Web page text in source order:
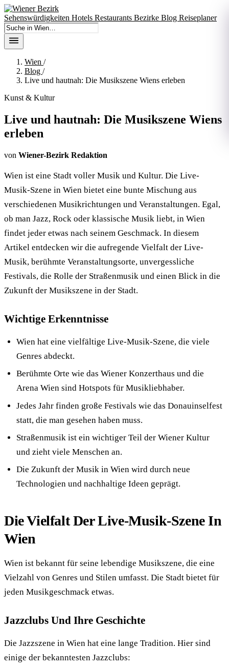
Sehenswürdigkeiten Hotels Restaurants Bezirke Blog Reiseplaner
In Wien suchen
Wien /
Blog /
Live und hautnah: Die Musikszene Wiens erleben
Kunst & Kultur
Live und hautnah: Die Musikszene Wiens
erleben
von Wiener-Bezirk Redaktion
Wien ist eine Stadt voller Musik und Kultur. Die Live-
Musik-Szene in Wien bietet eine bunte Mischung aus
verschiedenen Musikrichtungen und Veranstaltungen. Egal,
ob man Jazz, Rock oder klassische Musik liebt, in Wien
findet jeder etwas nach seinem Geschmack. In diesem
Artikel entdecken wir die aufregende Vielfalt der Live-
Musik, berühmte Veranstaltungsorte, unvergessliche
Festivals, die Rolle der Straßenmusik und einen Blick in die
Zukunft der Musikszene in der Stadt.
Wichtige Erkenntnisse
Wien hat eine vielfältige Live-Musik-Szene, die viele
Genres abdeckt.
Berühmte Orte wie das Wiener Konzerthaus und die
Arena Wien sind Hotspots für Musikliebhaber.
Jedes Jahr finden große Festivals wie das Donauinselfest
statt, die man gesehen haben muss.
Straßenmusik ist ein wichtiger Teil der Wiener Kultur
und zieht viele Menschen an.
Die Zukunft der Musik in Wien wird durch neue
Technologien und nachhaltige Ideen geprägt.
Die Vielfalt Der Live-Musik-Szene In
Wien
Wien ist bekannt für seine lebendige Musikszene, die eine
Vielzahl von Genres und Stilen umfasst. Die Stadt bietet für
jeden Musikgeschmack etwas.
Jazzclubs Und Ihre Geschichte
Die Jazzszene in Wien hat eine lange Tradition. Hier sind
einige der bekanntesten Jazzclubs: